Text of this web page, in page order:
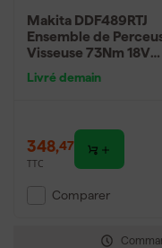
Makita DDF489RTJ
Ensemble de
Visseuse 73Nm 18V
Livré demain
348,47
TTC
Comparer